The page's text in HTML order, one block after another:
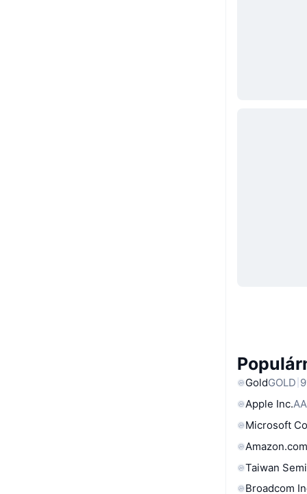
GoldGOLD
Apple Inc.
Microsoft
Taiwan
Broadcom